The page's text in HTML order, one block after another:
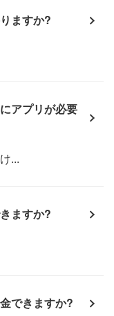
ますか?
アプリが必要
...
ますか?
できますか?